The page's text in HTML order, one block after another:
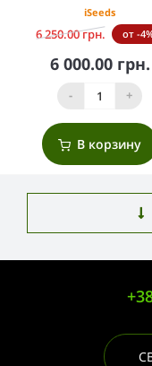
iSeeds
6 250.00 грн. от -
6 000.00 грн.
- +
В корзину